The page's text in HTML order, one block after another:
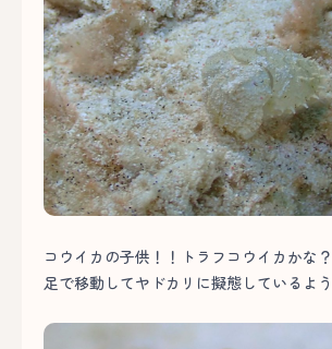
コウイカの子供！！トラフコウイカかな
足で移動してヤドカリに擬態しているよ